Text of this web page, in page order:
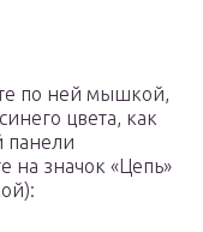
по ней мышкой,
цвета, как
панели
на значок «Цепь»